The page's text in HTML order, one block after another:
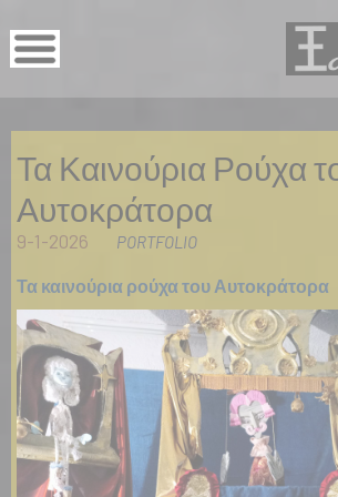
Τα Καινούρια Ρούχα
Αυτοκράτορα
9-1-2026 PORTFOLIO
Τα καινούρια ρούχα του Αυτοκράτορα